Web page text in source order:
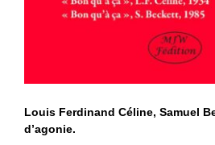
Louis Ferdinand Céline, Samuel
d’agonie.